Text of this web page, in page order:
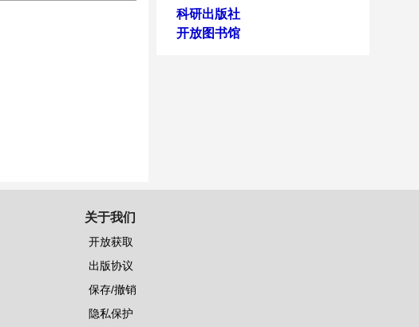
科研出版社
开放图书馆
关于我们
开放获取
出版协议
保存/撤销
隐私保护